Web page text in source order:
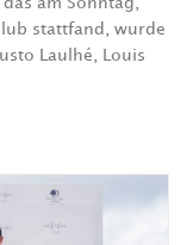
stattfand, wurde
Laulhé, Louis